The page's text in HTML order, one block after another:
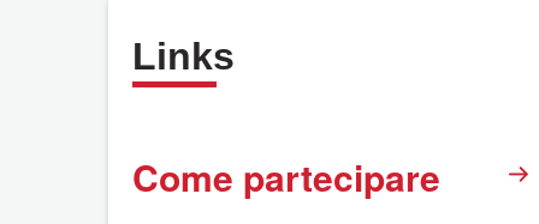
Links
Come partecipare